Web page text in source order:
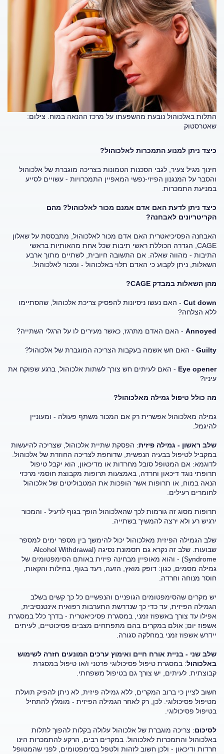
התלות באלכוהול נובעת מהשפעתו על מרכז ההנאה במוח. צילום:
שאטרסטוק
כיצד ניתן למנוע התמכרות לאלכוהול?
חינוך מגיל צעיר, לגבי הסכנות הטמונות בצריכה מוגברת של אלכוהול
והסבר על המנגנון הפיזי-נפשי המאפיין התמכרויות - עשויים לסייע
במניעת התמכרות.
כיצד ניתן לדעת האם אדם אמנם מכור לאלכוהול? מהם
הקריטריונים לאבחנה?
האבחנה הפסיכיאטרית האם אדם מכור לאלכוהול, מתבססת על שאלון
CAGE, הגדרה הכוללת ראשי תיבות שכל אחת מהאותיות בראשי
התיבות - מהווה שאלה. אם התשובה חיובית, לשתיים מתוך ארבע
השאלות, ניתן לקבוע כי האדם תלוי באלכוהול - ומכור לאלכוהול.
מהן השאלות במבדק CAGE?
Cut down - האם נעשו ניסיונות להפסיק צריכת אלכוהול, שהסתיימו
ללא הצלחה?
Annoyed - האם האדם מתרגז, כאשר מעירים לו על הרגלי השתייה?
Guilty - האם חש אשמה בעקבות הצריכה המוגברת של אלכוהול?
Eye opener - האם לעיתים חש צורך לשתות אלכוהול, ברגע שפוקח את
עיניו?
מה כולל טיפול גמילה מאלכוהול?
גמילה מאלכוהול אפשרית רק אם המכור משתף פעולה - ומעוניין
להיגמל.
שלב ראשון - גמילה פיזית: הפסקת שתיית אלכוהול, שצריכה להיעשות
במקביל לטיפול בבעיה הנפשית, שדוחפת לצריכה החוזרת של אלכוהול.
לדוגמא: אם המטופל סובל מחרדות או מדיכאון, הוא יקבל טיפול
תרופתי נוגד דיכאון וחרדה, באמצעות תרופות מקבוצת חוסמי מרכזי
הנאה במוח, או תרופות אשר הופכות את המטבוליטים של אלכוהול
לחומרים רעילים.
תרופות מסוג זה גורמות לכך שהאלכוהול הופך בגוף לרעיל - והמכור
ירגיש רע ולא ירצה להמשיך בשתייה.
שלב הגמילה הפיזית מאלכוהול יכול להימשך בין מספר ימים למספר
שבועות. שלב זה נקרא גם תסמונת נסיגה (Alcohol Withdrawal
Syndrome) - והוא מאופיין מבחינה פיזית באותם הסימפטומים של
גמילה מסמים, כגון: דופק מואץ, הזעה, רעד בגוף, בחילות והקאות,
חוסר מנוחה וחרדה.
יש מקרים שהסימפטומים הגופניים והנפשיים כל כך קשים בשלב
הגמילה הפיזית, עד כדי כך שנדרשת התערבות רפואית אינטנסיבית,
אפילו עד צורך באשפוז זמני, במסגרת פסיכיאטרית - בדרך כלל במסגרת
אשפוז יום; אולם במקרים בהם מתפתחים מצבים פסיכוטיים, לעיתים
יידרש אשפוז זמני במחלקה סגורה.
שלב שני - בניית אורח חיים ואימוץ ערכים המונעים חזרה לשימוש
באלכוהול: במסגרת טיפול פסיכולוגי פרטני ו/או טיפול במסגרת
קבוצתית. לעיתים, יש צורך גם בטיפול משפחתי.
חשוב לציין כי ברוב המקרים, ללא גמילה פיזית, לא ניתן להפיק תועלת
מטיפול פסיכולוגי. לכן, רק לאחר הגמילה הפיזית - מומלץ להתחיל
בטיפול פסיכולוגי.
לסיכום: צריכה מוגברת של אלכוהול עלולה בקלות להפוך לתלות
באלכוהול והתמכרות לאלכוהול. במקרים רבים, הרקע להתמכרות הינו
חרדות ודיכאון - ולכן חשוב לזהות ולטפל בסימפטומים, לפני שהמטופל